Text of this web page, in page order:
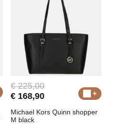
€ 225,00
€ 168,90
Michael Kors Quinn shopper
M black